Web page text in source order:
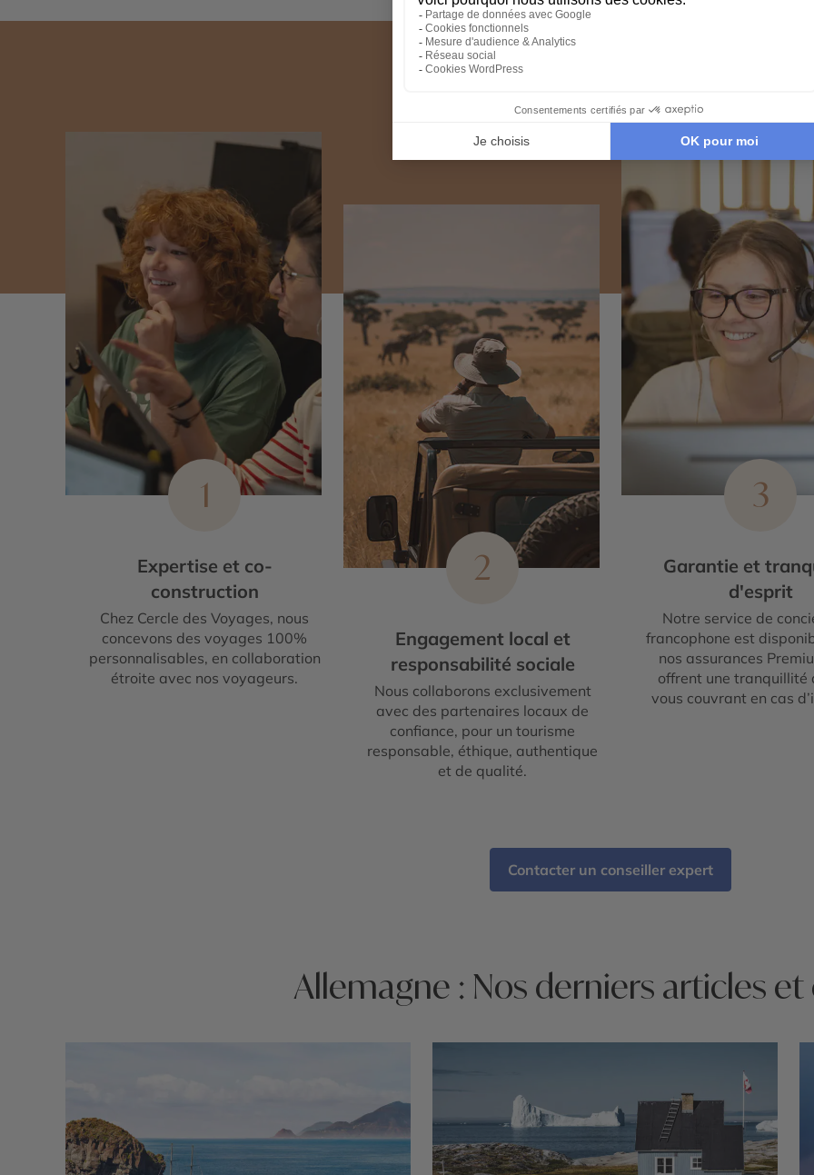
Expertise et co-
1
Expertise et co-
construction
Chez Cercle des Voyages, nous
concevons des voyages 100%
personnalisables, en collaboration
étroite avec nos voyageurs.
2
Engagement local et
responsabilité sociale
Nous collaborons exclusivement
avec des partenaires locaux de
confiance, pour un tourisme
responsable, éthique, authentique
et de qualité.
3
Garantie et
d'esprit
Notre service de
francophone est
nos assurances
offrent une tranquillité
vous couvrant en cas
Contacter un conseiller expert
Allemagne : Nos derniers articles et